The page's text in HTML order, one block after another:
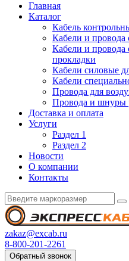
Главная
Каталог
Кабель
Кабели и провода
Кабели и провода
прокладки
Кабели силовые
Кабели
Провода для
Провода и шнуры
Доставка и оплата
Услуги
Раздел 1
Раздел 2
Новости
О компании
Контакты
zakaz@excab.ru
8-800-201-2261
Обратный звонок